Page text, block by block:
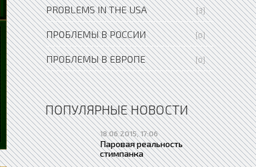
PROBLEMS IN THE USA [3]
ПРОБЛЕМЫ В РОССИИ [0]
ПРОБЛЕМЫ В ЕВРОПЕ [0]
ПОПУЛЯРНЫЕ НОВОСТИ
18.06.2015, 17:06
Паровая реальность
стимпанка